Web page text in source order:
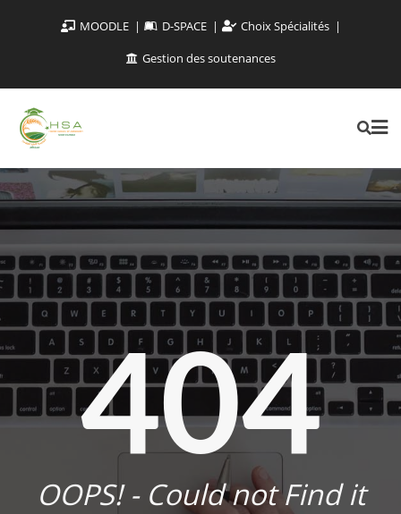
MOODLE D-SPACE
Choix Spécialités
Gestion des soutenances
404
OOPS! - Could not Find it